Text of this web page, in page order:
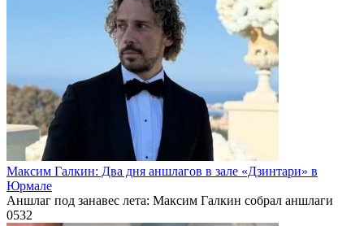
Максим Галкин: Два дня аншлагов в зале «Дзинтари» в
Юрмале
Аншлаг под занавес лета: Максим Галкин собрал аншлаги
0532